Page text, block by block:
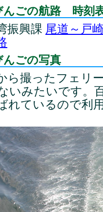
んごの航路 時刻
振興課 尾道～戸
んごの写真
ら撮ったフェリ
いみたいです。
れているので利